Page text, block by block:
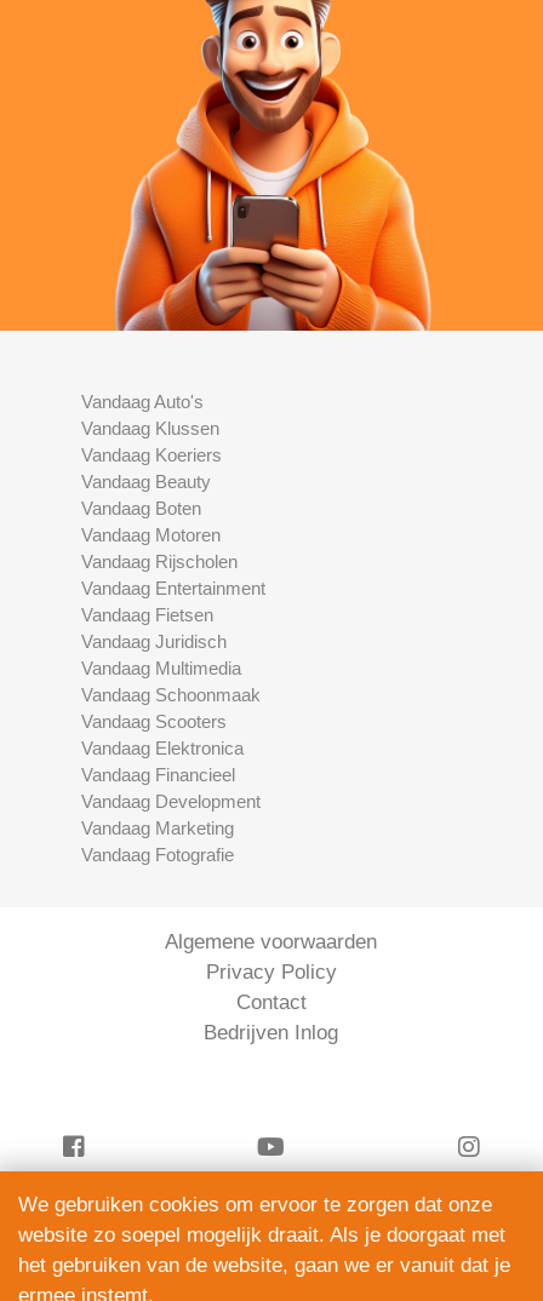
Vandaag Auto's
Vandaag Klussen
Vandaag Koeriers
Vandaag Beauty
Vandaag Boten
Vandaag Motoren
Vandaag Rijscholen
Vandaag Entertainment
Vandaag Fietsen
Vandaag Juridisch
Vandaag Multimedia
Vandaag Schoonmaak
Vandaag Scooters
Vandaag Elektronica
Vandaag Financieel
Vandaag Development
Vandaag Marketing
Vandaag Fotografie
Algemene voorwaarden
Privacy Policy
Contact
Bedrijven Inlog
Vandaag Financieel is onderdeel van
ServiceRight B.V. | KVK 90914872
We gebruiken cookies om ervoor te zorgen dat onze
website zo soepel mogelijk draait. Als je doorgaat met
het gebruiken van de website, gaan we er vanuit dat je
ermee instemt.